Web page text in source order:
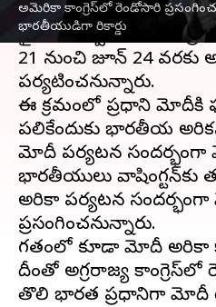
అమెరికా కాంగ్రెస్‌లో రెండోసారి
భారతీయుడిగా రికార్డు
అమెరికాఅధ్యక్షుడుజో బైడెన్,
బైడెన్ ఆహ్వానం మేరకు
21 నుంచి జూన్ 24 వరకు
పర్యటించనున్నారు.
ఈ క్రమంలో ప్రధాని మోదీకి
పలికేందుకు భారతీయ
మోదీ పర్యటన సందర్భంగా
భారతీయులు వాషింగ్టన్‌కు
అమెరికా పర్యటన
ప్రసంగించనున్నారు.
గతంలో కూడా మోదీ అమెరికా
దీంతో అగ్రరాజ్య కాంగ్రెస్‌లో